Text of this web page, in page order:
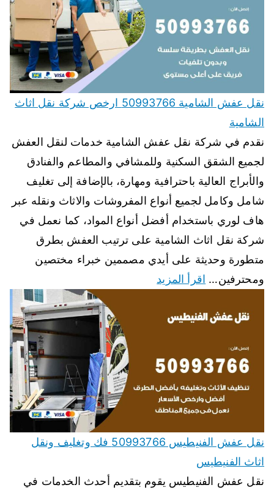
نقل عفش الشامية 50993766 ارخص شركة نقل اثاث
الشامية
نقدم في شركة نقل عفش الشامية خدمات لنقل العفش
لجميع الشقق السكنية وللمشافي والمطاعم والفنادق
والأبراج العالية باحترافية ومهارة، بالإضافة إلى تغليف
شامل وكامل لجميع أنواع المفروشات والاثاث ونقله عبر
هاف لوري باستخدام أفضل أنواع المواد، كما نعمل في
شركة نقل اثاث الشامية على ترتيب العفش بطرق
متطورة وحديثة على أيدي مصممين خبراء مختصين
ومحترفين… اقرأ المزيد
نقل عفش الفنيطيس 50993766 فك وتغليف ونقل
اثاث الفنيطيس
نقل عفش الفنيطيس يقوم بتقديم أحدث الخدمات في